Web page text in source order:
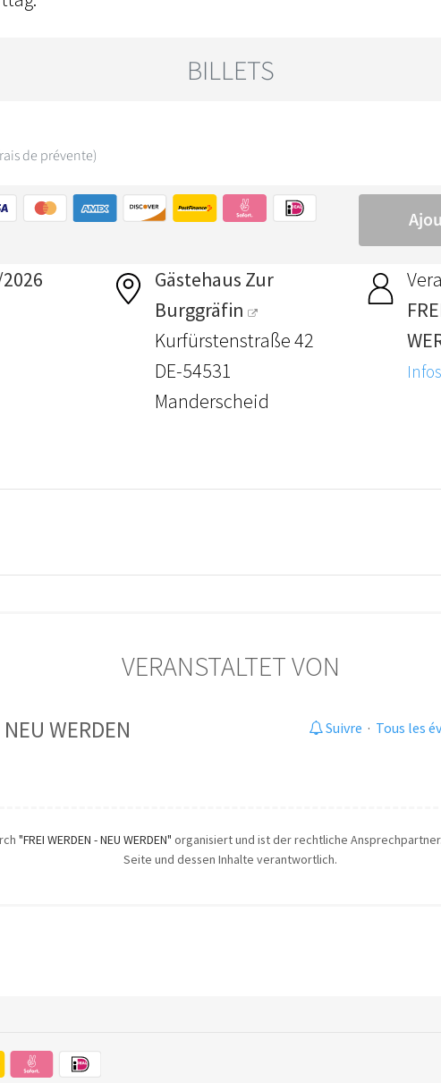
Gästehaus Zur
Burggräfin
Kurfürstenstraße 42
DE-54531
Manderscheid
VERANSTALTET VON
WERDEN Suivre · Tous les
"FREI WERDEN - NEU WERDEN" organisiert und ist der rechtliche
Seite und dessen Inhalte verantwortlich.